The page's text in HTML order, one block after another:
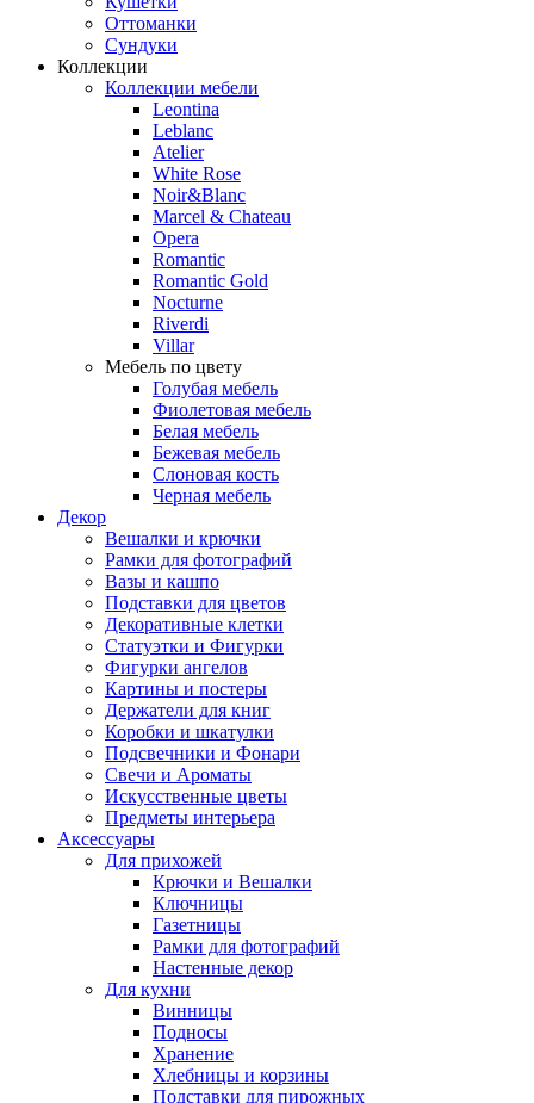
Оттоманки
Сундуки
Коллекции
Коллекции мебели
Leontina
Leblanc
Аtelier
White Rose
Noir&Blanc
Marcel & Chateau
Opera
Romantic
Romantic Gold
Nocturne
Riverdi
Villar
Мебель по цвету
Голубая мебель
Фиолетовая мебель
Белая мебель
Бежевая мебель
Слоновая кость
Черная мебель
Декор
Вешалки и крючки
Рамки для фотографий
Вазы и кашпо
Подставки для цветов
Декоративные клетки
Статуэтки и Фигурки
Фигурки ангелов
Картины и постеры
Держатели для книг
Коробки и шкатулки
Подсвечники и Фонари
Свечи и Ароматы
Искусственные цветы
Предметы интерьера
Аксессуары
Для прихожей
Крючки и Вешалки
Ключницы
Газетницы
Рамки для фотографий
Настенные декор
Для кухни
Винницы
Подносы
Хранение
Хлебницы и корзины
Подставки для пирожных